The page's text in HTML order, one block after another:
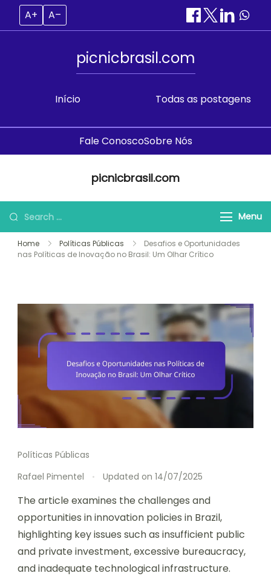
A+ A–
Início
picnicbrasil.com
Todas as postagens
Fale ConoscoSobre Nós
picnicbrasil.com
Search
for:
Menu
Home Políticas Públicas
Desafios e Oportunidades
nas Políticas de Inovação no Brasil: Um Olhar Crítico
Políticas Públicas
Rafael Pimentel
Updated on 14/07/2025
The article examines the challenges and
opportunities in innovation policies in Brazil,
highlighting key issues such as insufficient public
and private investment, excessive bureaucracy,
and inadequate technological infrastructure.